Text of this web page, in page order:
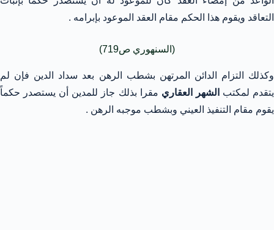
التعاقد ويقوم هذا الحكم مقام العقد الموعود بإبرامه .
(السنهوري ص719)
وكذلك التزام الدائن المرتهن بشطب الرهن بعد سداد الدين فإن لم
يتقدم لمكتب
الشهر العقاري مقرا بذلك جاز للمدين أن يستصدر حكماً
يقوم مقام التنفيذ العيني وبشطب موجبه الرهن .